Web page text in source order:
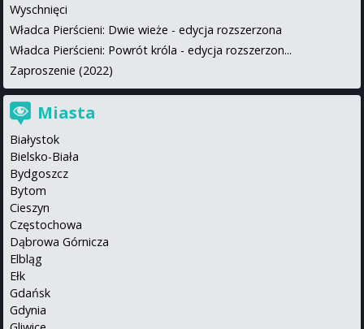
Wyschnięci
Władca Pierścieni: Dwie wieże - edycja rozszerzona
Władca Pierścieni: Powrót króla - edycja rozszerzon...
Zaproszenie (2022)
Miasta
Białystok
Bielsko-Biała
Bydgoszcz
Bytom
Cieszyn
Częstochowa
Dąbrowa Górnicza
Elbląg
Ełk
Gdańsk
Gdynia